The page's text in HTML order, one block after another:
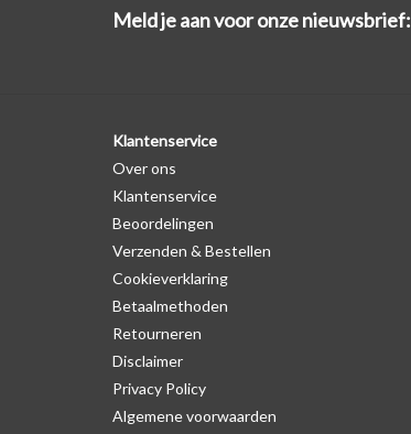
Meld je aan voor onze nieuwsbrief:
Klantenservice
Over ons
Klantenservice
Beoordelingen
Verzenden & Bestellen
Cookieverklaring
Betaalmethoden
Retourneren
Disclaimer
Privacy Policy
Algemene voorwaarden